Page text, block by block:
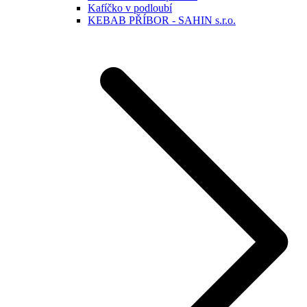
Kafíčko v podloubí
KEBAB PŘÍBOR - SAHIN s.r.o.